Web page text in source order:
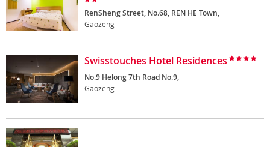
RenSheng Street, No.68, REN HE Town,
Gaozeng
Swisstouches Hotel Residences
No.9 Helong 7th Road No.9,
Gaozeng